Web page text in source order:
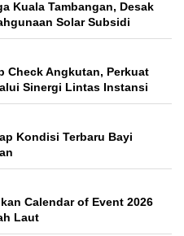
Kuala Tambangan, Desak
Solar Subsidi
Check Angkutan, Perkuat
Sinergi Lintas Instansi
Kondisi Terbaru Bayi
Calendar of Event 2026
Laut